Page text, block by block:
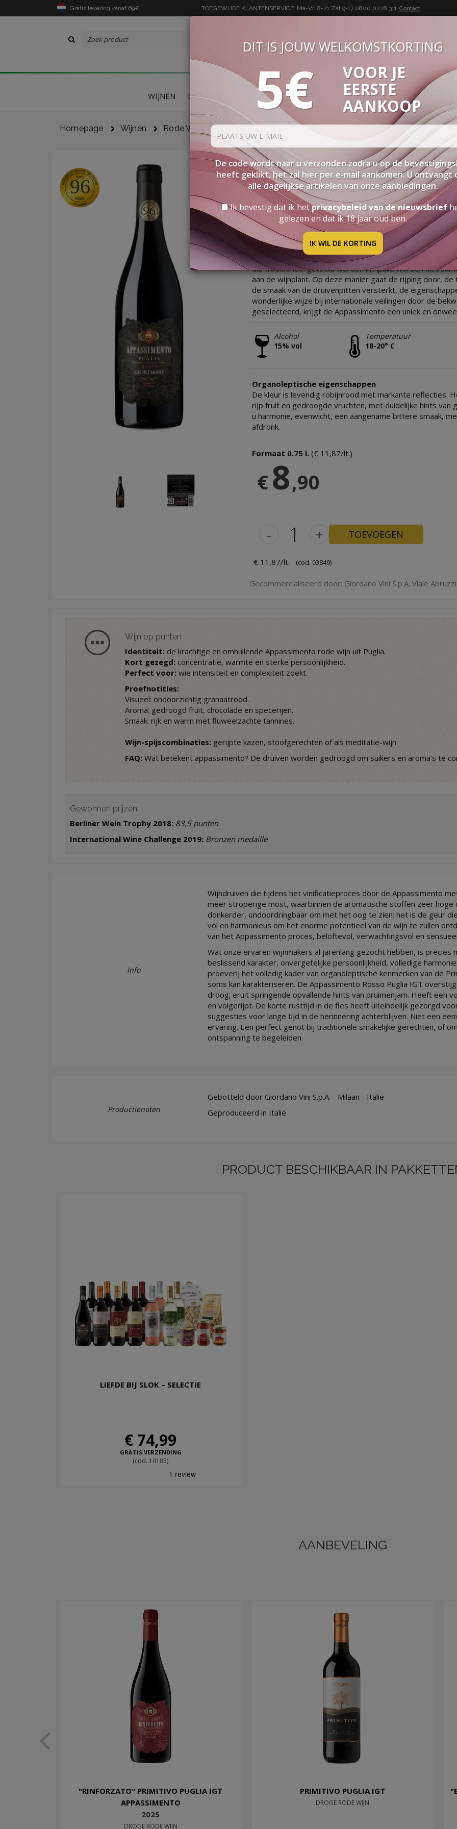
Gratis levering vanaf 69€ TOEGEWIJDE KLANTENSERVICE: Ma-Vri 8-21 Zat 9-170800 0228 311 Contact
BUON VINO, BUONA VITA
WIJNEN DELICATESSEN PAKKETTEN STERKE DRANK ACCESSOIRES
Homepage Wijnen Rode Wijnen Rosso Puglia Igt Appassimento
96
ROSSO PUGLIA IGT
DROGE RODE WIJN
2025
Er bestaat een afdruk van een passievol en sterk land in
die traditioneel geteeld worden in Apulië worden niet
aan de wijnplant. Op deze manier gaat de rijping door,
de smaak van de druivenpitten versterkt, de
wonderlijke wijze bij internationale veilingen door de
geselecteerd, krijgt de Appassimento een uniek en
Alcohol
15% vol
Temperatuur
18-20° C
Organoleptische eigenschappen
De kleur is levendig robijnrood met markante reflecties.
rijp fruit en gedroogde vruchten, met duidelijke hints
u harmonie, evenwicht, een aangename bittere smaak,
afdronk.
Formaat 0.75 l. (€ 11,87/lt.)
€8,90
- + TOEVOEGEN
€ 11,87/lt. (cod. 03849)
Gecommercialiseerd door: Giordano Vini S.p.A. Viale
Wijn op punten
Identiteit:de krachtige en omhullende Appassimento rode wijn uit Puglia.
Kort gezegd: concentratie, warmte en sterke persoonlijkheid.
Perfect voor:wie intensiteit en complexiteit zoekt.
Proefnotities:
Visueel: ondoorzichtig granaatrood.
Aroma: gedroogd fruit, chocolade en specerijen.
Smaak: rijk en warm met fluweelzachte tannines.
Wijn-spijscombinaties: gerijpte kazen, stoofgerechten of als meditatie-wijn.
FAQ: Wat betekent appassimento? De druiven worden gedroogd om suikers en aroma’s te
Gewonnen prijzen
Berliner Wein Trophy 2018: 83,5 punten
International Wine Challenge 2019: Bronzen medaille
Info
Wijndruiven die tijdens het vinificatieproces door de Appassimento
meer stroperige most, waarbinnen de aromatische stoffen zeer
donkerder, ondoordringbaar om met het oog te zien: het is de geur
vol en harmonieus om het enorme potentieel van de wijn te zullen
van het Appassimento proces, beloftevol, verwachtingsvol en
Wat onze ervaren wijnmakers al jarenlang gezocht hebben, is
beslissend karakter, onvergetelijke persoonlijkheid, volledige
proeverij het volledig kader van organoleptische kenmerken van de
soms kan karakteriseren. De Appassimento Rosso Puglia IGT
droog; eruit springende opvallende hints van pruimenjam. Heeft een
en volgerijpt. De korte rusttijd in de fles heeft uiteindelijk gezorgd
suggesties voor lange tijd in de herinnering achterblijven. Niet een
ervaring. Een perfect genot bij traditionele smakelijke gerechten, of
ontspanning te begeleiden.
Productienoten
Gebotteld door Giordano Vini S.p.A. - Milaan - Italië
Geproduceerd in Italië
PRODUCT BESCHIKBAAR IN
LIEFDE BIJ SLOK – SELECTIE
€ 74,99
GRATIS VERZENDING
(cod. 10185)
AANBEVELING
"RINFORZATO" PRIMITIVO PUGLIA IGT
APPASSIMENTO
2025
DROGE RODE WIJN
PRIMITIVO PUGLIA IGT
DROGE RODE WIJN
DIT IS JOUW WELKOMSTKORTING
5€
VOOR JE
EERSTE
AANKOOP
De code wordt naar u verzonden zodra u op de
heeft geklikt, het zal hier per e-mail aankomen. U ontvangt
alle dagelijkse artikelen van onze aanbiedingen.
Ik bevestig dat ik hetprivacybeleid van de nieuwsbrief
gelezen en dat ik 18 jaar oud ben.
IK WIL DE KORTING